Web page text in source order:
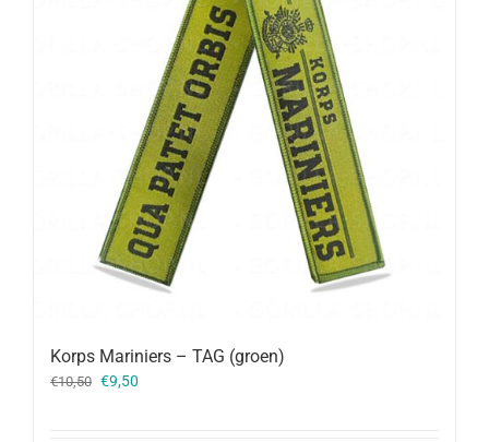
Korps Mariniers – TAG (groen)
€10,50 Oorspronkelijke
€9,50